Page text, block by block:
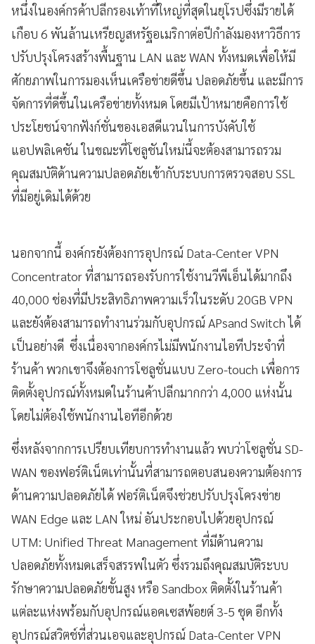
หนึ่งในองค์กรค้าปลีกรองเท้าที่ใหญ่ที่สุดในยุโรปซึ่งมีรายได้
เกือบ 6 พันล้านเหรียญสหรัฐอเมริกาต่อปีกำลังมองหาวิธีการ
ปรับปรุงโครงสร้างพื้นฐาน LAN และ WAN ทั้งหมดเพื่อให้มี
ศักยภาพในการมองเห็นเครือข่ายดีขึ้น ปลอดภัยขึ้น และมีการ
จัดการที่ดีขึ้นในเครือข่ายทั้งหมด โดยมีเป้าหมายคือการใช้
ประโยชน์จากฟังก์ชั่นของเอสดีแวนในการบังคับใช้
แอปพลิเคชัน ในขณะที่โซลูชันใหม่นี้จะต้องสามารถรวม
คุณสมบัติด้านความปลอดภัยเข้ากับระบบการตรวจสอบ SSL
ที่มีอยู่เดิมได้ด้วย
นอกจากนี้ องค์กรยังต้องการอุปกรณ์ Data-Center VPN
Concentrator ที่สามารถรองรับการใช้งานวีพีเอ็นได้มากถึง
40,000 ช่องที่มีประสิทธิภาพความเร็วในระดับ 20GB VPN
และยังต้องสามารถทำงานร่วมกับอุปกรณ์ APsand Switch ได้
เป็นอย่างดี ซึ่งเนื่องจากองค์กรไม่มีพนักงานไอทีประจำที่
ร้านค้า พวกเขาจึงต้องการโซลูชั่นแบบ Zero-touch เพื่อการ
ติดตั้งอุปกรณ์ทั้งหมดในร้านค้าปลีกมากกว่า 4,000 แห่งนั้น
โดยไม่ต้องใช้พนักงานไอทีอีกด้วย
ซึ่งหลังจากการเปรียบเทียบการทำงานแล้ว พบว่าโซลูชั่น SD-
WAN ของฟอร์ติเน็ตเท่านั้นที่สามารถตอบสนองความต้องการ
ด้านความปลอดภัยได้ ฟอร์ติเน็ตจึงช่วยปรับปรุงโครงข่าย
WAN Edge และ LAN ใหม่ อันประกอบไปด้วยอุปกรณ์
UTM: Unified Threat Management ที่มีด้านความ
ปลอดภัยทั้งหมดเสร็จสรรพในตัว ซึ่งรวมถึงคุณสมบัติระบบ
รักษาความปลอดภัยขั้นสูง หรือ Sandbox ติดตั้งในร้านค้า
แต่ละแห่งพร้อมกับอุปกรณ์แอคเซสพ้อยต์ 3-5 ชุด อีกทั้ง
อุปกรณ์สวิตช์ที่ส่วนเอจและอุปกรณ์ Data-Center VPN